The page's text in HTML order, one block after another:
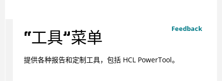
Feedback
“工具”菜单
提供各种报告和定制工具，包括 HCLPowerTool。